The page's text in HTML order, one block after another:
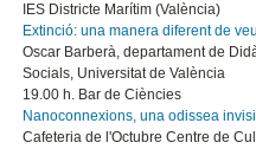
IES Districte Marítim (València)
Extinció: una manera diferent de
Oscar Barberà, departament de
Socials, Universitat de València
19.00 h. Bar de Ciències
Nanoconnexions, una odissea
Cafeteria de l'Octubre Centre de